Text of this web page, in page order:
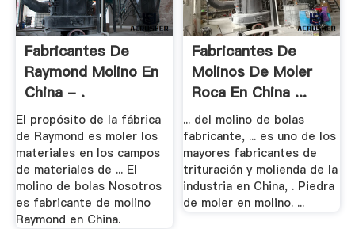
Fabricantes De
Raymond Molino En
China - .
El propósito de la fábrica
de Raymond es moler los
materiales en los campos
de materiales de ... El
molino de bolas Nosotros
es fabricante de molino
Raymond en China.
Fabricantes De
Molinos De Moler
Roca En China ...
... del molino de bolas
fabricante, ... es uno de los
mayores fabricantes de
trituración y molienda de la
industria en China, . Piedra
de moler en molino. ...